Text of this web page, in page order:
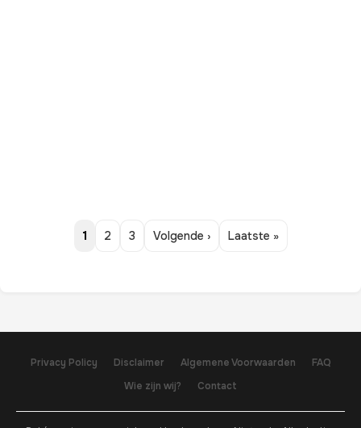
1 2 3 Volgende › Laatste »
Privacy Policy Disclaimer Algemene Voorwaarden
FAQ
Wie zijn wij?
Contact